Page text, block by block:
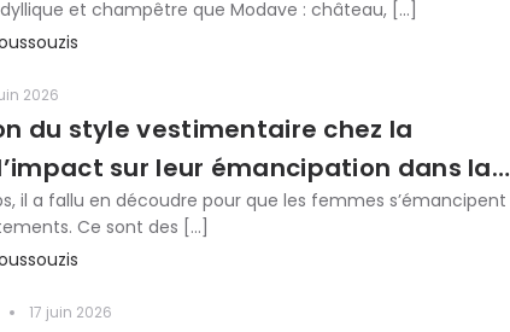
et champêtre que Modave : château, […]
2026
du style vestimentaire chez la
sur leur émancipation dans la
il a fallu en découdre pour que les femmes s’émancipent
Ce sont des […]
17 juin 2026